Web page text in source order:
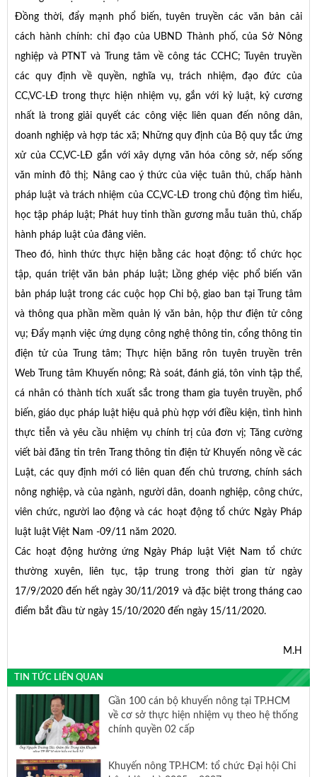
Đồng thời, đẩy mạnh phổ biến, tuyên truyền các văn bản cải
cách hành chính: chỉ đạo của UBND Thành phố, của Sở Nông
nghiệp và PTNT và Trung tâm về công tác CCHC; Tuyên truyền
các quy định về quyền, nghĩa vụ, trách nhiệm, đạo đức của
CC,VC-LĐ trong thực hiện nhiệm vụ, gắn với kỷ luật, kỷ cương
nhất là trong giải quyết các công việc liên quan đến nông dân,
doanh nghiệp và hợp tác xã; Những quy định của Bộ quy tắc ứng
xử của CC,VC-LĐ gắn với xây dựng văn hóa công sở, nếp sống
văn minh đô thị; Nâng cao ý thức của việc tuân thủ, chấp hành
pháp luật và trách nhiệm của CC,VC-LĐ trong chủ động tìm hiểu,
học tập pháp luật; Phát huy tinh thần gương mẫu tuân thủ, chấp
hành pháp luật của đảng viên.
Theo đó, hình thức thực hiện bằng các hoạt động: tổ chức học
tập, quán triệt văn bản pháp luật; Lồng ghép việc phổ biến văn
bản pháp luật trong các cuộc họp Chi bộ, giao ban tại Trung tâm
và thông qua phần mềm quản lý văn bản, hộp thư điện tử công
vụ; Đẩy mạnh việc ứng dụng công nghệ thông tin, cổng thông tin
điện tử của Trung tâm; Thực hiện băng rôn tuyên truyền trên
Web Trung tâm Khuyến nông; Rà soát, đánh giá, tôn vinh tập thể,
cá nhân có thành tích xuất sắc trong tham gia tuyên truyền, phổ
biến, giáo dục pháp luật hiệu quả phù hợp với điều kiện, tình hình
thực tiễn và yêu cầu nhiệm vụ chính trị của đơn vị; Tăng cường
viết bài đăng tin trên Trang thông tin điện tử Khuyến nông về các
Luật, các quy định mới có liên quan đến chủ trương, chính sách
nông nghiệp, và của ngành, người dân, doanh nghiệp, công chức,
viên chức, người lao động và các hoạt động tổ chức Ngày Pháp
luật luật Việt Nam -09/11 năm 2020.
Các hoạt động hưởng ứng Ngày Pháp luật Việt Nam tổ chức
thường xuyên, liên tục, tập trung trong thời gian từ ngày
17/9/2020 đến hết ngày 30/11/2019 và đặc biệt trong tháng cao
điểm bắt đầu từ ngày 15/10/2020 đến ngày 15/11/2020.
M.H
TIN TỨC LIÊN QUAN
Gần 100 cán bộ khuyến nông tại TP.HCM
về cơ sở thực hiện nhiệm vụ theo hệ thống
chính quyền 02 cấp
Khuyến nông TP.HCM: tổ chức Đại hội Chi